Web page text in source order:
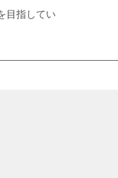
目指してい